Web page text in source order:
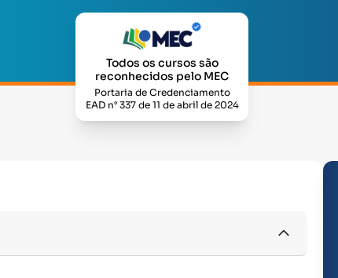
Todos os cursos são
reconhecidos pelo MEC
Portaria de Credenciamento
EAD n° 337 de 11 de abril de 2024